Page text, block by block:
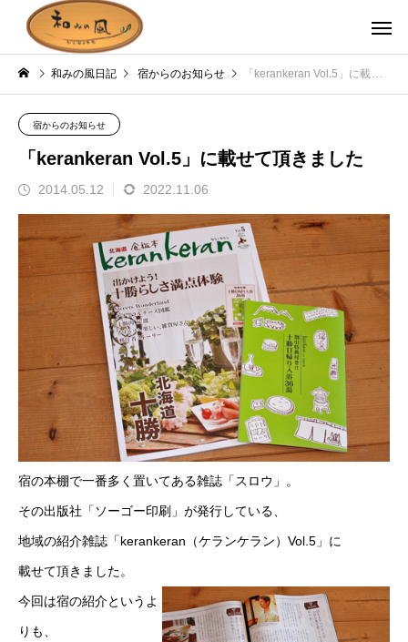
和みの風日記 宿からのお知らせ 「kerankeran Vol.5」に載せて頂きました
宿からのお知らせ
「kerankeran Vol.5」に載せて頂きました
2014.05.12 2022.11.06
宿の本棚で一番多く置いてある雑誌「スロウ」。
その出版社「ソーゴー印刷」が発行している、
地域の紹介雑誌「kerankeran（ケランケラン）Vol.5」に
載せて頂きました。
今回は宿の紹介というよ
りも、